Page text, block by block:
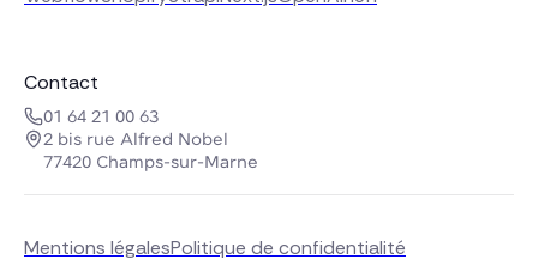
Contact
01 64 21 00 63
2 bis rue Alfred Nobel
77420 Champs-sur-Marne
Mentions légalesPolitique de confidentialité